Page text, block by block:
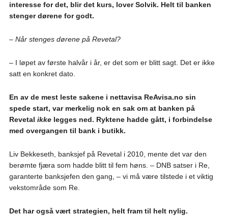
interesse for det, blir det kurs, lover Solvik. Helt til banken
stenger dørene for godt.
– Når stenges dørene på Revetal?
– I løpet av første halvår i år, er det som er blitt sagt. Det er ikke
satt en konkret dato.
En av de mest leste sakene i nettavisa ReAvisa.no sin
spede start, var merkelig nok en sak om at banken på
Revetal ikkelegges ned. Ryktene hadde gått, i forbindelse
med overgangen til bank i butikk.
Liv Bekkeseth, banksjef på Revetal i 2010, mente det var den
berømte fjæra som hadde blitt til fem høns. – DNB satser i Re,
garanterte banksjefen den gang, – vi må være tilstede i et viktig
vekstområde som Re.
Det har også vært strategien, helt fram til helt nylig.